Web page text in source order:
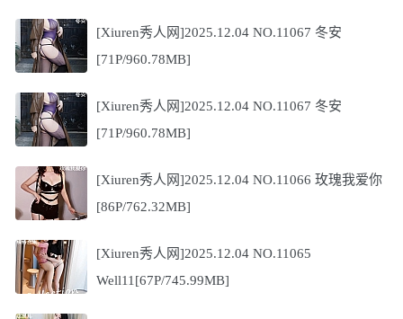
[Xiuren秀人网]2025.12.04 NO.11067 冬安
[71P/960.78MB]
[Xiuren秀人网]2025.12.04 NO.11067 冬安
[71P/960.78MB]
[Xiuren秀人网]2025.12.04 NO.11066 玫瑰我爱你
[86P/762.32MB]
[Xiuren秀人网]2025.12.04 NO.11065
Well11[67P/745.99MB]